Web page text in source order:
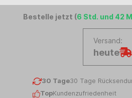
Bestelle jetzt (6 Std. und 42
Versand:
heute
30 Tage30 Tage
TopKundenzufriedenheit